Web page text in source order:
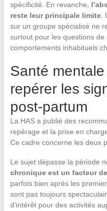
spécificité. En revanche,
reste leur principale limite.
sur un groupe spécialisé ne
surtout pour les questions
comportements inhabituels
Santé
repérer les
post-partum
La HAS a publié des
repérage et la prise en
Ce cadre concerne les deux
Le sujet dépasse la période
chronique est un facteur
parfois bien après les
sont pas toujours
d’intérêt pour des activités